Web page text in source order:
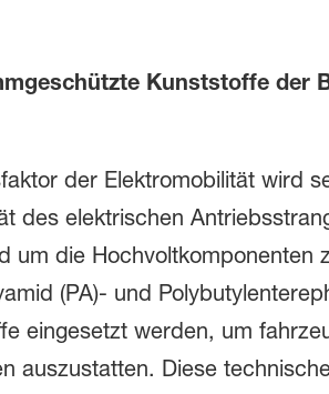
Kunststoffe der
der Elektromobilität wird
des elektrischen
um die
(PA)- und
eingesetzt werden, um
auszustatten. Diese